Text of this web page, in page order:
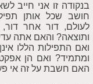
בנקודה זו אני חייב
חושב שכל אותן
לעולם, דור אחר
ותוצאה? והאם אתה
ואם התפילות הללו
ומתמיד? ואם הן
האם חשבת על זה אי